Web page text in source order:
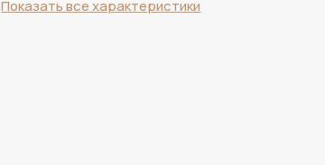
Показать все характеристики